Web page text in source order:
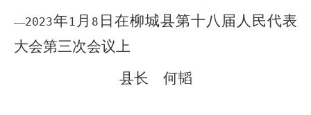
—2023年 1 月 8 日在柳城县第十八届人民代表
大会第三次会议上
县长 何韬